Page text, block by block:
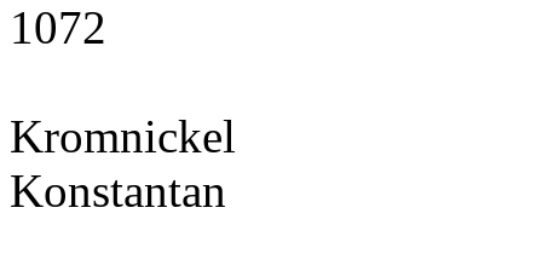
1072
Kromnickel
Konstantan